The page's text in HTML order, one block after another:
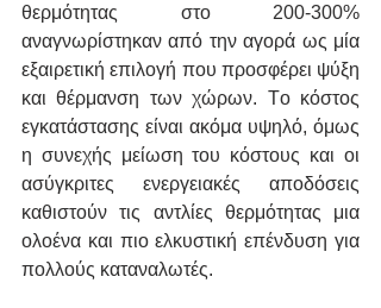
θερμότητας στο 200-300%
αναγνωρίστηκαν από την αγορά ως μία
εξαιρετική επιλογή που προσφέρει ψύξη
και θέρμανση των χώρων. Tο κόστος
εγκατάστασης είναι ακόμα υψηλό, όμως
η συνεχής μείωση του κόστους και οι
ασύγκριτες ενεργειακές αποδόσεις
καθιστούν τις αντλίες θερμότητας μια
ολοένα και πιο ελκυστική επένδυση για
πολλούς καταναλωτές.